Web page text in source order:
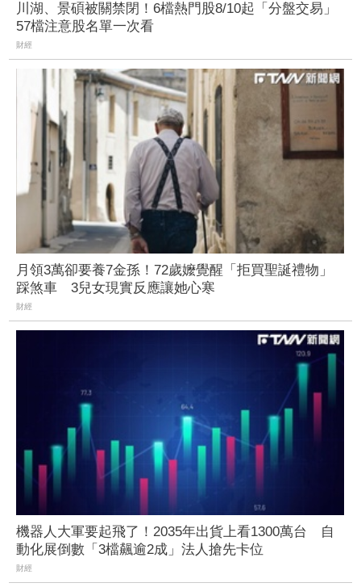
川湖、景碩被關禁閉！6檔熱門股8/10起「分盤交易」
57檔注意股名單一次看
財經
月領3萬卻要養7金孫！72歲嬤覺醒「拒買聖誕禮物」
踩煞車 3兒女現實反應讓她心寒
財經
機器人大軍要起飛了！2035年出貨上看1300萬台 自
動化展倒數「3檔飆逾2成」法人搶先卡位
財經